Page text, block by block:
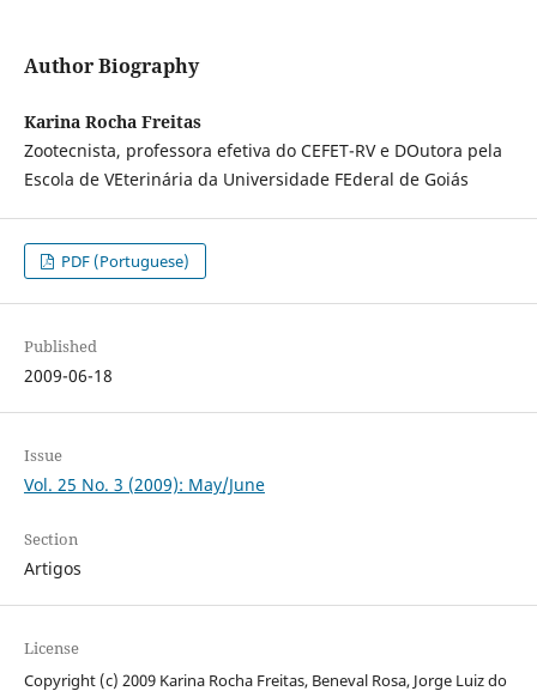
Author Biography
Karina Rocha Freitas
Zootecnista, professora efetiva do CEFET-RV e DOutora pela
Escola de VEterinária da Universidade FEderal de Goiás
PDF (Portuguese)
Published
2009-06-18
Issue
Vol. 25 No. 3 (2009): May/June
Section
Artigos
License
Copyright (c) 2009 Karina Rocha Freitas, Beneval Rosa, Jorge Luiz do